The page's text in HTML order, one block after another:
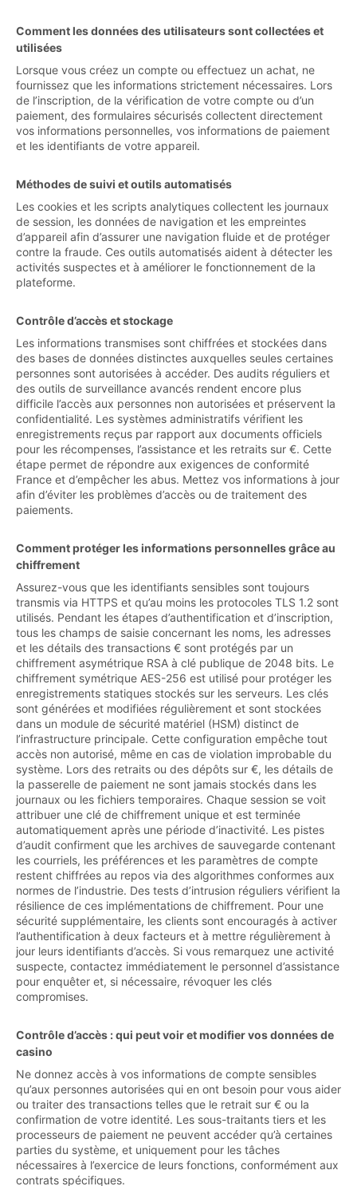
Comment les données des utilisateurs sont collectées et
utilisées
Lorsque vous créez un compte ou effectuez un achat, ne
fournissez que les informations strictement nécessaires. Lors
de l’inscription, de la vérification de votre compte ou d’un
paiement, des formulaires sécurisés collectent directement
vos informations personnelles, vos informations de paiement
et les identifiants de votre appareil.
Méthodes de suivi et outils automatisés
Les cookies et les scripts analytiques collectent les journaux
de session, les données de navigation et les empreintes
d’appareil afin d’assurer une navigation fluide et de protéger
contre la fraude. Ces outils automatisés aident à détecter les
activités suspectes et à améliorer le fonctionnement de la
plateforme.
Contrôle d’accès et stockage
Les informations transmises sont chiffrées et stockées dans
des bases de données distinctes auxquelles seules certaines
personnes sont autorisées à accéder. Des audits réguliers et
des outils de surveillance avancés rendent encore plus
difficile l’accès aux personnes non autorisées et préservent la
confidentialité. Les systèmes administratifs vérifient les
enregistrements reçus par rapport aux documents officiels
pour les récompenses, l’assistance et les retraits sur €. Cette
étape permet de répondre aux exigences de conformité
France et d’empêcher les abus. Mettez vos informations à jour
afin d’éviter les problèmes d’accès ou de traitement des
paiements.
Comment protéger les informations personnelles grâce au
chiffrement
Assurez-vous que les identifiants sensibles sont toujours
transmis via HTTPS et qu’au moins les protocoles TLS 1.2 sont
utilisés. Pendant les étapes d’authentification et d’inscription,
tous les champs de saisie concernant les noms, les adresses
et les détails des transactions € sont protégés par un
chiffrement asymétrique RSA à clé publique de 2048 bits. Le
chiffrement symétrique AES-256 est utilisé pour protéger les
enregistrements statiques stockés sur les serveurs. Les clés
sont générées et modifiées régulièrement et sont stockées
dans un module de sécurité matériel (HSM) distinct de
l’infrastructure principale. Cette configuration empêche tout
accès non autorisé, même en cas de violation improbable du
système. Lors des retraits ou des dépôts sur €, les détails de
la passerelle de paiement ne sont jamais stockés dans les
journaux ou les fichiers temporaires. Chaque session se voit
attribuer une clé de chiffrement unique et est terminée
automatiquement après une période d’inactivité. Les pistes
d’audit confirment que les archives de sauvegarde contenant
les courriels, les préférences et les paramètres de compte
restent chiffrées au repos via des algorithmes conformes aux
normes de l’industrie. Des tests d’intrusion réguliers vérifient la
résilience de ces implémentations de chiffrement. Pour une
sécurité supplémentaire, les clients sont encouragés à activer
l’authentification à deux facteurs et à mettre régulièrement à
jour leurs identifiants d’accès. Si vous remarquez une activité
suspecte, contactez immédiatement le personnel d’assistance
pour enquêter et, si nécessaire, révoquer les clés
compromises.
Contrôle d’accès : qui peut voir et modifier vos données de
casino
Ne donnez accès à vos informations de compte sensibles
qu’aux personnes autorisées qui en ont besoin pour vous aider
ou traiter des transactions telles que le retrait sur € ou la
confirmation de votre identité. Les sous-traitants tiers et les
processeurs de paiement ne peuvent accéder qu’à certaines
parties du système, et uniquement pour les tâches
nécessaires à l’exercice de leurs fonctions, conformément aux
contrats spécifiques.